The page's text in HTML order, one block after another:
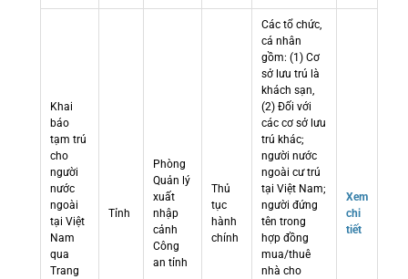
Khai
báo
tạm trú
cho
người
nước
ngoài
tại Việt
Nam
qua
Trang
Tỉnh
Phòng
Quản lý
xuất
nhập
cảnh
Công
an tỉnh
Thủ
tục
hành
chính
Các tổ chức,
cá nhân
gồm: (1) Cơ
sở lưu trú là
khách sạn,
(2) Đối với
các cơ sở lưu
trú khác;
người nước
ngoài cư trú
tại Việt Nam;
người đứng
tên trong
hợp đồng
mua/thuê
nhà cho
Xem
chi
tiết